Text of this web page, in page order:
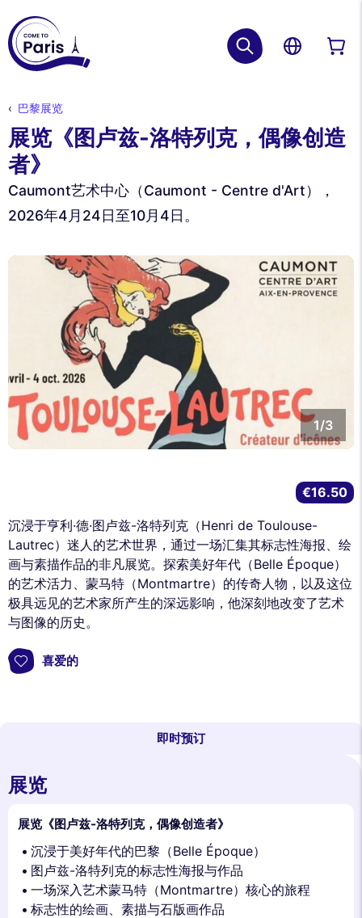
巴黎展览
展览《图卢兹-洛特列克，偶像创造
者》
Caumont艺术中心（Caumont - Centre d'Art），
2026年4月24日至10月4日。
1/3
沉浸于亨利·德·图卢兹-洛特列克（Henri de Toulouse-
Lautrec）迷人的艺术世界，通过一场汇集其标志性海报、绘
画与素描作品的非凡展览。探索美好年代（Belle Époque）
的艺术活力、蒙马特（Montmartre）的传奇人物，以及这位
极具远见的艺术家所产生的深远影响，他深刻地改变了艺术
与图像的历史。
喜爱的
€16.50
即时预订
展览
展览《图卢兹-洛特列克，偶像创造者》
沉浸于美好年代的巴黎（Belle Époque）
图卢兹-洛特列克的标志性海报与作品
一场深入艺术蒙马特（Montmartre）核心的旅程
标志性的绘画、素描与石版画作品